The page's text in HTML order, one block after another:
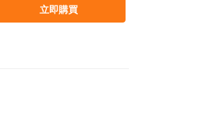
立即購買